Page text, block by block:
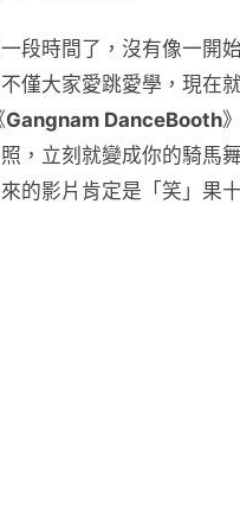
段時間了，沒有像一開
僅大家愛跳愛學，現在
Gangnam DanceBooth
，立刻就變成你的騎馬
的影片肯定是「笑」果